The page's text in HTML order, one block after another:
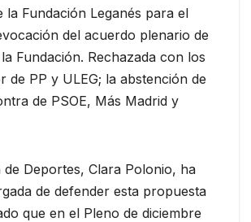
la Fundación Leganés para el
del acuerdo plenario de
Fundación. Rechazada con los
de PP y ULEG; la abstención de
de PSOE, Más Madrid y
de Deportes, Clara Polonio, ha
de defender esta propuesta
que en el Pleno de diciembre